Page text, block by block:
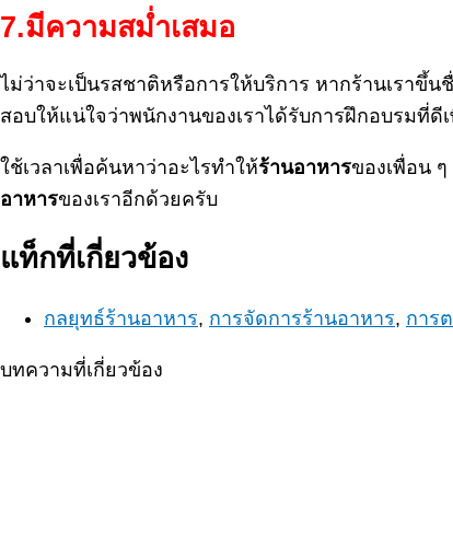
7.มีความสม่ำเสมอ
ไม่ว่าจะเป็นรสชาติหรือการให้บริการ หากร้านเราขึ้
สอบให้แน่ใจว่าพนักงานของเราได้รับการฝึกอบรมที่ดี
ใช้เวลาเพื่อค้นหาว่าอะไรทำให้ร้านอาหารของเพื่อน
อาหารของเราอีกด้วยครับ
แท็กที่เกี่ยวข้อง
กลยุทธ์ร้านอาหาร, การจัดการร้านอาหาร, การ
บทความที่เกี่ยวข้อง